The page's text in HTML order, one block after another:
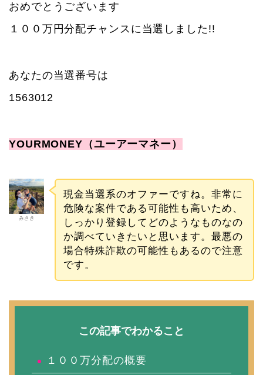
おめでとうございます
１００万円分配チャンスに当選しました!!
あなたの当選番号は
1563012
YOURMONEY（ユーアーマネー）
みさき
現金当選系のオファーですね。非常に
危険な案件である可能性も高いため、
しっかり登録してどのようなものなの
か調べていきたいと思います。最悪の
場合特殊詐欺の可能性もあるので注意
です。
この記事でわかること
１００万分配の概要